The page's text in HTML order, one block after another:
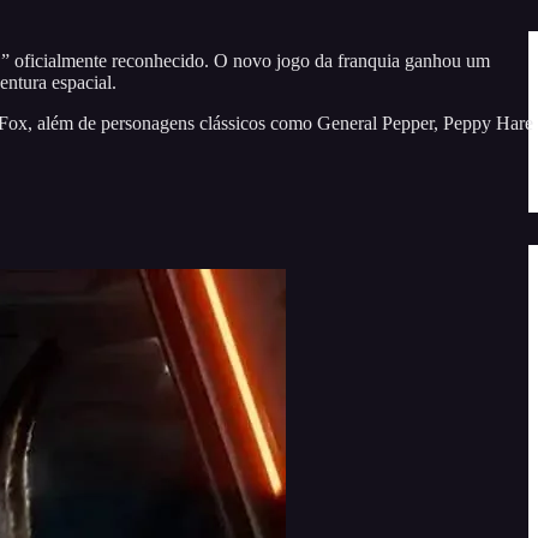
reconhecido. O novo jogo da franquia ganhou um
espacial.
além de personagens clássicos como General Pepper, Peppy Hare